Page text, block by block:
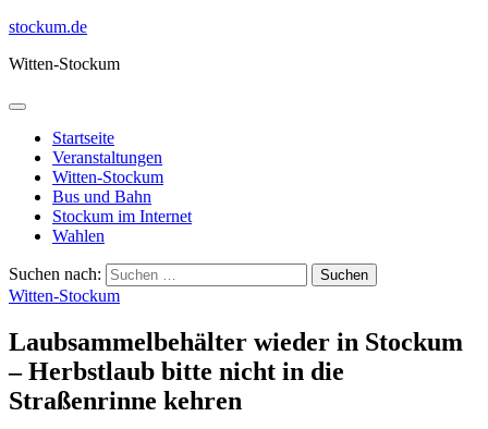
stockum.de
Witten-Stockum
Startseite
Veranstaltungen
Witten-Stockum
Bus und Bahn
Stockum im Internet
Wahlen
Suchen nach:
Witten-Stockum
Laubsammelbehälter wieder in Stockum
– Herbstlaub bitte nicht in die
Straßenrinne kehren